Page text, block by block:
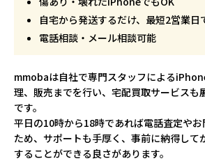
自宅から発送するだけ、最短2営業日
電話相談・メール相談可能
mmobaは自社で専門スタッフによる
理、販売までを行い、宅配買取サービスも
です。
平日の10時から18時であれば電話査定やお
ため、サポートも手厚く、事前に納得し
することができる良さがあります。